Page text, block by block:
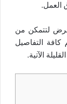
العمل.
لتتمكن من
التفاصيل
الآتية.